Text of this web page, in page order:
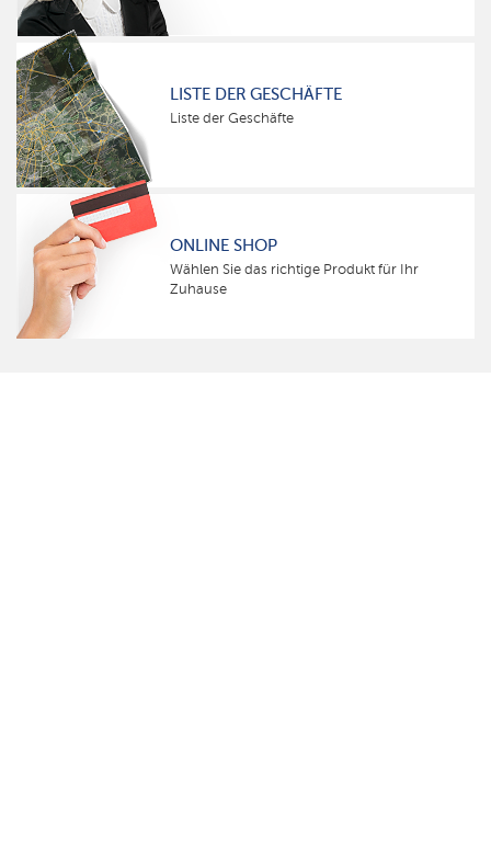
LISTE DER GESCHÄFTE
Liste der Geschäfte
ONLINE SHOP
Wählen Sie das richtige Produkt für Ihr
Zuhause